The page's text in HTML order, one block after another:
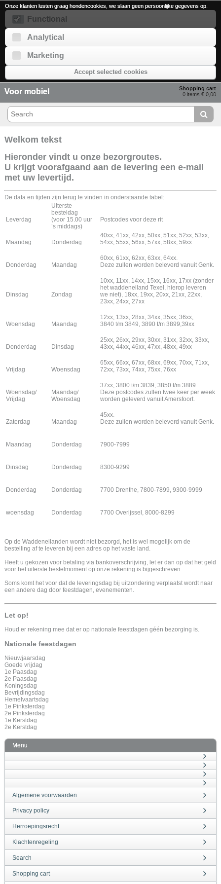
Onze klanten lusten graag hondencookies, we slaan geen persoonlijke gegevens op.
Functional
Analytical
Marketing
Accept selected cookies
Shopping cart
0 items € 0,00
Voor mobiel
Welkom tekst
Hieronder vindt u onze bezorgroutes.
U krijgt voorafgaand aan de levering een e-mail
met uw levertijd.
De data en tijden zijn terug te vinden in onderstaande tabel:
Leverdag
Uiterste
besteldag
(voor 15.00 uur
’s middags)
Postcodes voor deze rit
Maandag Donderdag
40xx, 41xx, 42xx, 50xx, 51xx, 52xx, 53xx,
54xx, 55xx, 56xx, 57xx, 58xx, 59xx
Donderdag Maandag
60xx, 61xx, 62xx, 63xx, 64xx.
Deze zullen worden beleverd vanuit Genk.
Dinsdag Zondag
10xx, 11xx, 14xx, 15xx, 16xx, 17xx (zonder
het waddeneiland Texel, hierop leveren
we niet), 18xx, 19xx, 20xx, 21xx, 22xx,
23xx, 24xx, 27xx
Woensdag Maandag
12xx, 13xx, 28xx, 34xx, 35xx, 36xx,
3840 t/m 3849, 3890 t/m 3899,39xx
Donderdag Dinsdag
25xx, 26xx, 29xx, 30xx, 31xx, 32xx, 33xx,
43xx, 44xx, 46xx, 47xx, 48xx, 49xx
Vrijdag Woensdag
65xx, 66xx, 67xx, 68xx, 69xx, 70xx, 71xx,
72xx, 73xx, 74xx, 75xx, 76xx
Woensdag/
Vrijdag
Maandag/
Woensdag
37xx, 3800 t/m 3839, 3850 t/m 3889.
Deze postcodes zullen twee keer per week
worden geleverd vanuit Amersfoort.
Zaterdag Maandag
45xx.
Deze zullen worden beleverd vanuit Genk.
Maandag Donderdag 7900-7999
Dinsdag Donderdag 8300-9299
Donderdag Donderdag 7700 Drenthe, 7800-7899, 9300-9999
woensdag Donderdag 7700 Overijssel, 8000-8299
Op de Waddeneilanden wordt niet bezorgd, het is wel mogelijk om de
bestelling af te leveren bij een adres op het vaste land.
Heeft u gekozen voor betaling via bankoverschrijving, let er dan op dat het geld
voor het uiterste bestelmoment op onze rekening is bijgeschreven.
Soms komt het voor dat de leveringsdag bij uitzondering verplaatst wordt naar
een andere dag door feestdagen, evenementen.
Let op!
Houd er rekening mee dat er op nationale feestdagen géén bezorging is.
Nationale feestdagen
Nieuwjaarsdag
Goede vrijdag
1e Paasdag
2e Paasdag
Koningsdag
Bevrijdingsdag
Hemelvaartsdag
1e Pinksterdag
2e Pinksterdag
1e Kerstdag
2e Kerstdag
Menu
Algemene voorwaarden
Privacy policy
Herroepingsrecht
Klachtenregeling
Search
Shopping cart